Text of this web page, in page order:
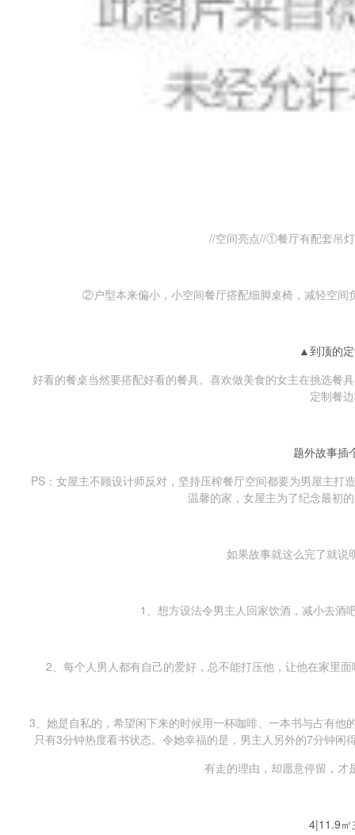
//空间亮点//①餐厅有配套吊
②户型本来偏小，小空间餐厅搭配细脚桌椅，减轻空
▲到顶的
好看的餐桌当然要搭配好看的餐具。喜欢做美食的女主在挑选餐
定制餐
题外故事插
PS：女屋主不顾设计师反对，坚持压榨餐厅空间都要为男屋主
温馨的家，女屋主为了纪念最初
如果故事就这么完了就说
1、想方设法令男主人回家饮酒，减小去酒
2、每个人男人都有自己的爱好，总不能打压他，让他在家里
3、她是自私的，希望闲下来的时候用一杯咖啡、一本书与占有
只有3分钟热度看书状态。令她幸福的是，男主人另外的7分钟
有走的理由，却愿意停留，
4|11.9㎡